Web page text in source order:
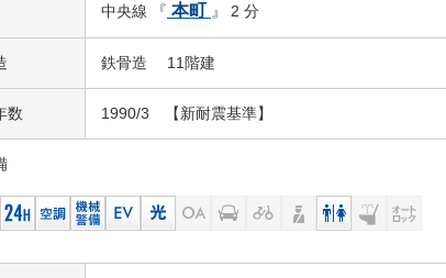
中央線 『 本町 』 2 分
鉄骨造 11階建
数 1990/3 【新耐震基準】